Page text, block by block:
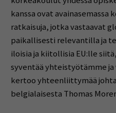
kanssa ovat avainasemassa
ratkaisuja, jotka vastaavat
paikallisesti relevantilla ja
iloisia ja kiitollisia EU:lle
syventää yhteistyötämme
kertoo yhteenliittymää
belgialaisesta Thomas